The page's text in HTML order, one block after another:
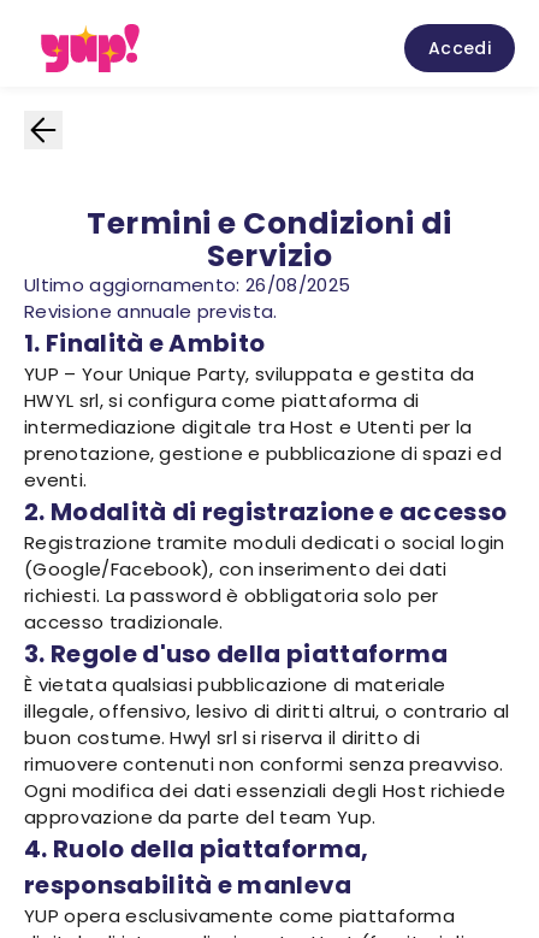
Accedi
Termini e Condizioni di
Servizio
Ultimo aggiornamento: 26/08/2025
Revisione annuale prevista.
1. Finalità e Ambito
YUP – Your Unique Party, sviluppata e gestita da
HWYL srl, si configura come piattaforma di
intermediazione digitale tra Host e Utenti per la
prenotazione, gestione e pubblicazione di spazi ed
eventi.
2. Modalità di registrazione e accesso
Registrazione tramite moduli dedicati o social login
(Google/Facebook), con inserimento dei dati
richiesti. La password è obbligatoria solo per
accesso tradizionale.
3. Regole d'uso della piattaforma
È vietata qualsiasi pubblicazione di materiale
illegale, offensivo, lesivo di diritti altrui, o contrario al
buon costume. Hwyl srl si riserva il diritto di
rimuovere contenuti non conformi senza preavviso.
Ogni modifica dei dati essenziali degli Host richiede
approvazione da parte del team Yup.
4. Ruolo della piattaforma,
responsabilità e manleva
YUP opera esclusivamente come piattaforma